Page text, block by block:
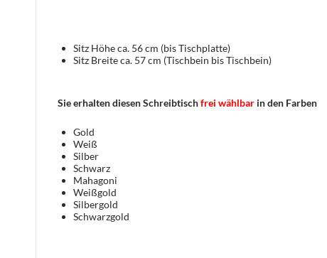
Sitz Höhe ca. 56 cm (bis Tischplatte)
Sitz Breite ca. 57 cm (Tischbein bis Tischbein)
Sie erhalten diesen Schreibtischfrei wählbar in den Farben
Gold
Weiß
Silber
Schwarz
Mahagoni
Weißgold
Silbergold
Schwarzgold